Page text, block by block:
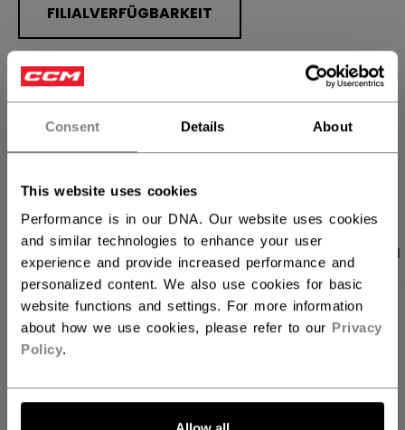
Consent Details About
This website uses cookies
Performance is in our DNA. Our website uses cookies
and similar technologies to enhance your user
experience and provide increased performance and
personalized content. We also use cookies for basic
website functions and settings. For more information
about how we use cookies, please refer to our Privacy
Policy.
FILIALVERFÜGBARKEIT
Versandbestimmungen
PRODUKTFOTOS ANGABEN BEWERTUNGEN
ANGABEN